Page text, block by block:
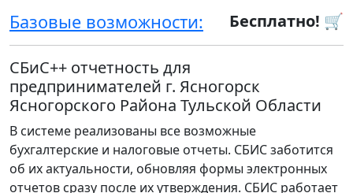
Бесплатно! 🛒
Базовые возможности:
СБиС++ отчетность для
предпринимателей г. Ясногорск
Ясногорского Района Тульской Области
В системе реализованы все возможные
бухгалтерские и налоговые отчеты. СБИС заботится
об их актуальности, обновляя формы электронных
отчетов сразу после их утверждения. СБИС работает